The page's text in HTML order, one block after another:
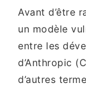
Avant d’être
un modèle
entre les
d’Anthropic
d’autres